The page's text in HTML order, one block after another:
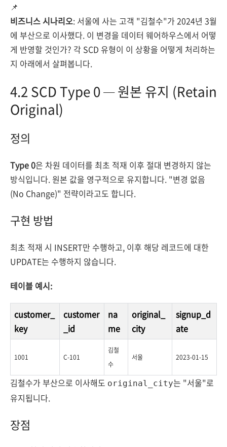
📌
비즈니스 시나리오: 서울에 사는 고객 "김철수"가 2024년 3월
에 부산으로 이사했다. 이 변경을 데이터 웨어하우스에서 어떻
게 반영할 것인가? 각 SCD 유형이 이 상황을 어떻게 처리하는
지 아래에서 살펴봅니다.
4.2 SCD Type 0 — 원본 유지 (Retain
Original)
정의
Type 0은 차원 데이터를 최초 적재 이후 절대 변경하지 않는
방식입니다. 원본 값을 영구적으로 유지합니다. "변경 없음
(No Change)" 전략이라고도 합니다.
구현 방법
최초 적재 시 INSERT만 수행하고, 이후 해당 레코드에 대한
UPDATE는 수행하지 않습니다.
테이블 예시:
customer_
key
customer
_id
na
me
original_
city
signup_d
ate
1001 C-101
김철
수
서울 2023-01-15
김철수가 부산으로 이사해도 original_city는 "서울"로
유지됩니다.
장점